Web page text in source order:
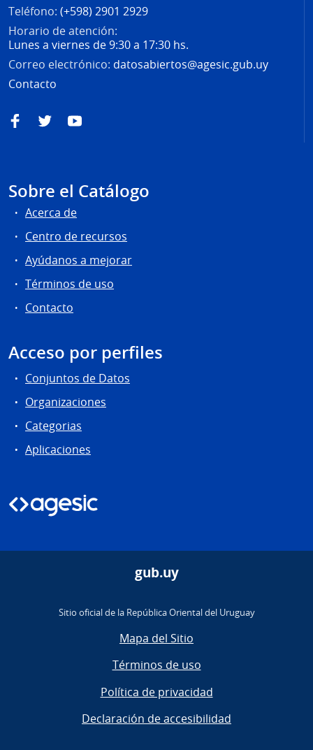
Teléfono: (+598) 2901 2929
Horario de atención:
Lunes a viernes de 9:30 a 17:30 hs.
Correo electrónico: datosabiertos@agesic.gub.uy
Contacto
FacebookTwitterYouTube
Sobre el Catálogo
Acerca de
Centro de recursos
Ayúdanos a mejorar
Términos de uso
Contacto
Acceso por perfiles
Conjuntos de Datos
Organizaciones
Categorias
Aplicaciones
gub.uy
Sitio oficial de la República Oriental del Uruguay
Mapa del Sitio
Términos de uso
Política de privacidad
Declaración de accesibilidad